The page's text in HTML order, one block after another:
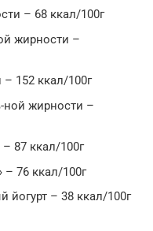
– 68 ккал/100г
жирности –
152 ккал/100г
ной жирности –
– 87 ккал/100г
– 76 ккал/100г
– 38 ккал/100г